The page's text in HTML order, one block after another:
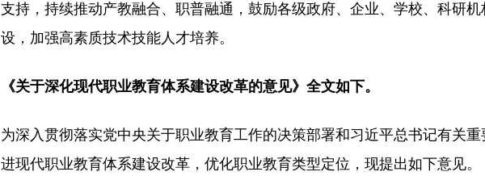
支持，持续推动产教融合、职普融通，鼓励各级政府、企业、学校、科研
设，加强高素质技术技能人才培养。
《关于深化现代职业教育体系建设改革的意见》全文如下。
为深入贯彻落实党中央关于职业教育工作的决策部署和习近平总书记有关
进现代职业教育体系建设改革，优化职业教育类型定位，现提出如下意见。